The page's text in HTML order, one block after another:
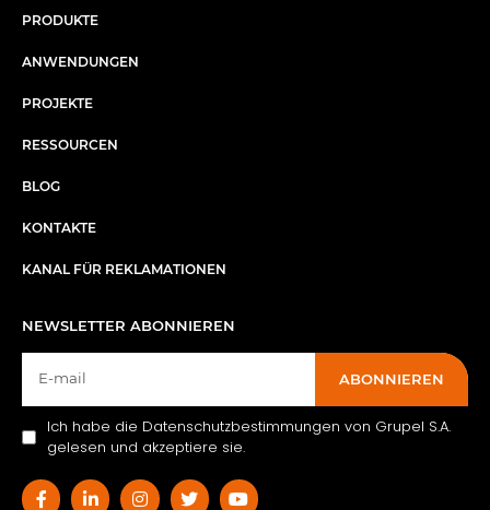
PRODUKTE
ANWENDUNGEN
PROJEKTE
RESSOURCEN
BLOG
KONTAKTE
KANAL FÜR REKLAMATIONEN
NEWSLETTER ABONNIEREN
ABONNIEREN
Ich habe die Datenschutzbestimmungen von Grupel S.A.
gelesen und akzeptiere sie.